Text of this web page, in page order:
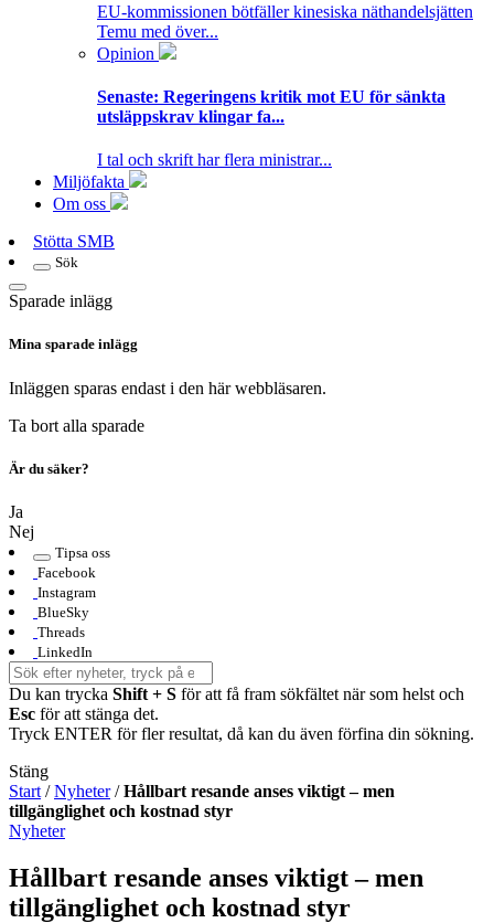
EU-kommissionen bötfäller kinesiska näthandelsjätten
Temu med över...
Opinion
Senaste: Regeringens kritik mot EU för sänkta
utsläppskrav klingar fa...
I tal och skrift har flera ministrar...
Miljöfakta
Om oss
Stötta SMB
Sök
Sparade inlägg
Mina sparade inlägg
Inläggen sparas endast i den här webbläsaren.
Ta bort alla sparade
Är du säker?
Ja
Nej
Tipsa oss
Facebook
Instagram
BlueSky
Threads
LinkedIn
Du kan trycka Shift + S för att få fram sökfältet när som helst och
Esc för att stänga det.
Tryck ENTER för fler resultat, då kan du även förfina din sökning.
Stäng
Start /Nyheter/Hållbart resande anses viktigt – men
tillgänglighet och kostnad styr
Nyheter
Hållbart resande anses viktigt – men
tillgänglighet och kostnad styr